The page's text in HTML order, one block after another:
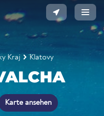
Kraj Klatovy
Karte ansehen